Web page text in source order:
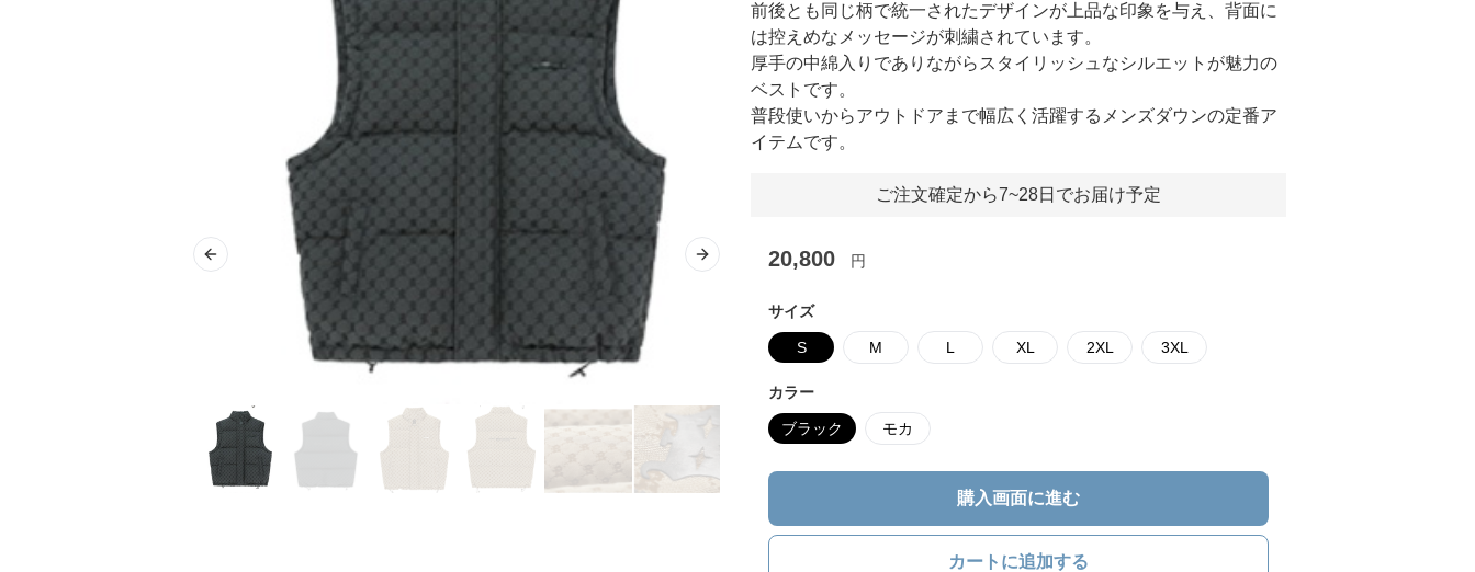
Previous slide Next slide
前後とも同じ柄で統一されたデザインが上品な印象を与え、背面に
は控えめなメッセージが刺繍されています。
厚手の中綿入りでありながらスタイリッシュなシルエットが魅力の
ベストです。
普段使いからアウトドアまで幅広く活躍するメンズダウンの定番ア
イテムです。
ご注文確定から7~28日でお届け予定
20,800 円
サイズ
S M L XL 2XL 3XL
カラー
ブラック モカ
購入画面に進む
カートに追加する